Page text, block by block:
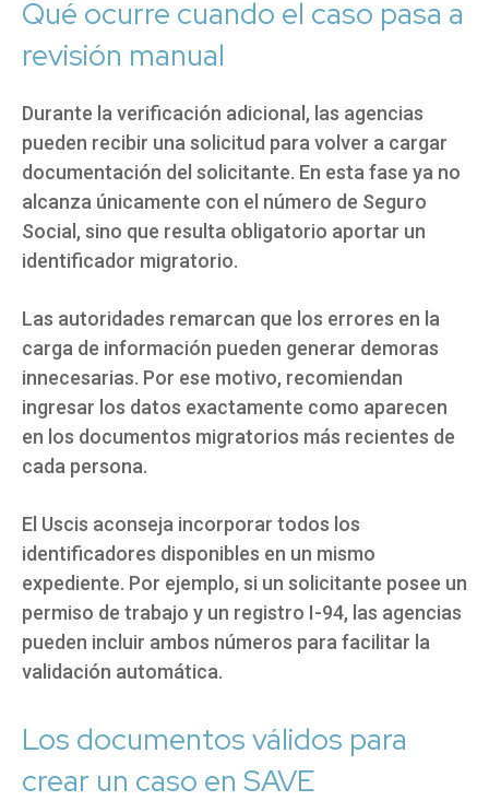
Qué ocurre cuando el caso pasa a
revisión manual
Durante la verificación adicional, las agencias
pueden recibir una solicitud para volver a cargar
documentación del solicitante. En esta fase ya no
alcanza únicamente con el número de Seguro
Social, sino que resulta obligatorio aportar un
identificador migratorio.
Las autoridades remarcan que los errores en la
carga de información pueden generar demoras
innecesarias. Por ese motivo, recomiendan
ingresar los datos exactamente como aparecen
en los documentos migratorios más recientes de
cada persona.
El Uscis aconseja incorporar todos los
identificadores disponibles en un mismo
expediente. Por ejemplo, si un solicitante posee un
permiso de trabajo y un registro I-94, las agencias
pueden incluir ambos números para facilitar la
validación automática.
Los documentos válidos para
crear un caso en SAVE